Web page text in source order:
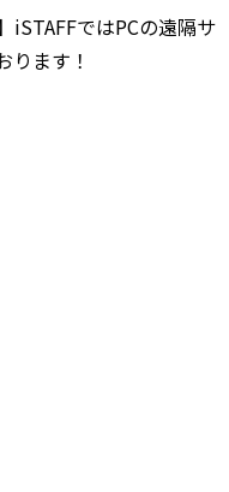
iSTAFFではPCの遠隔サ
ります！